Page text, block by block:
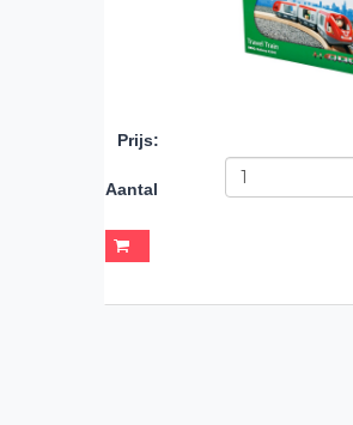
Prijs:
Aantal